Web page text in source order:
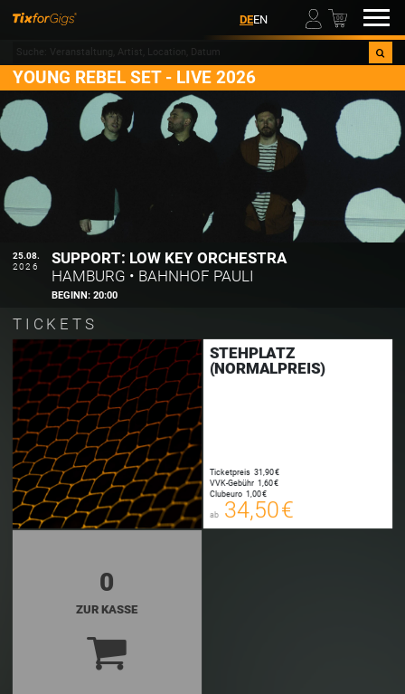
DEEN 00
YOUNG REBEL SET - LIVE 2026
25.08.
2026
SUPPORT: LOW KEY ORCHESTRA
HAMBURG • BAHNHOF PAULI
BEGINN:20:00
TICKETS
STEHPLATZ
(NORMALPREIS)
Ticketpreis 31,90 €
VVK-Gebühr 1,60 €
Clubeuro 1,00 €
ab 34,50 €
00
0
ZUR KASSE